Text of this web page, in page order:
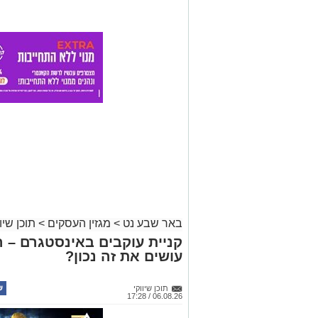
באר שבע נט > מגזין העסקים > תוכן
קניית עוקבים באינסטגרם
עושים את זה נכון?
תוכן שיווקי
06.08.26 / 17:28